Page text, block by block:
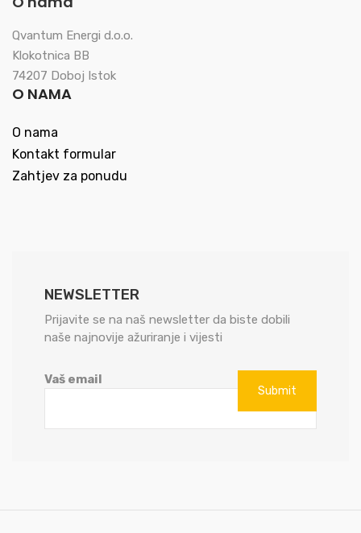
Qvantum Energi d.o.o.
Klokotnica BB
74207 Doboj Istok
O NAMA
O nama
Kontakt formular
Zahtjev za ponudu
NEWSLETTER
Prijavite se na naš newsletter da biste dobili
naše najnovije ažuriranje i vijesti
Vaš email